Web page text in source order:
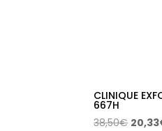
CLINIQUE
667H
38,50€ El
20,33